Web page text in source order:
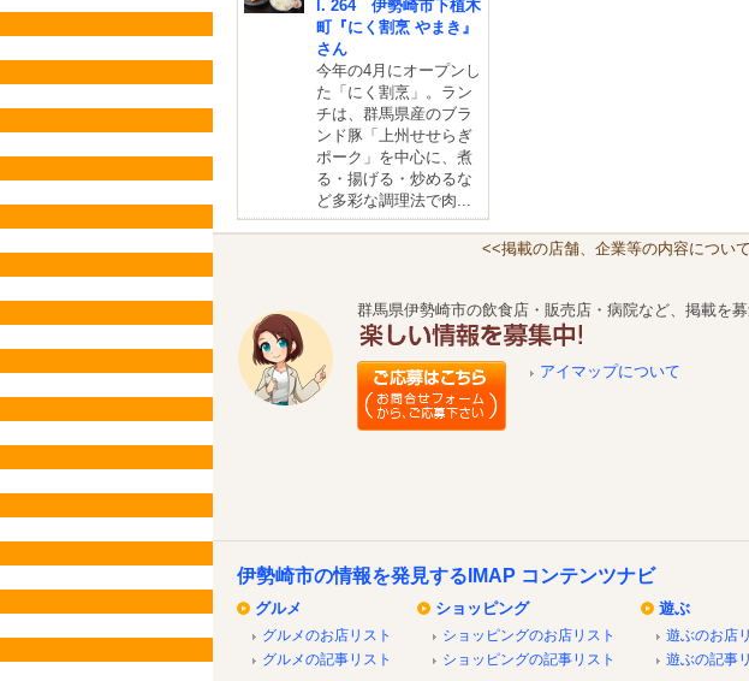
l. 264 伊勢崎市下植木
町『にく割烹 やまき』
さん
今年の4月にオープンし
た「にく割烹」。ラン
チは、群馬県産のブラ
ンド豚「上州せせらぎ
ポーク」を中心に、煮
る・揚げる・炒めるな
ど多彩な調理法で肉...
<<掲載の店舗、企業等の内容につい
群馬県伊勢崎市の飲食店・販売店・病院など、掲載を募
アイマップについて
伊勢崎市の情報を発見するIMAP コンテンツナビ
グルメ
グルメのお店リスト
グルメの記事リスト
ショッピング
ショッピングのお店リスト
ショッピングの記事リスト
遊ぶ
遊ぶのお店
遊ぶの記事